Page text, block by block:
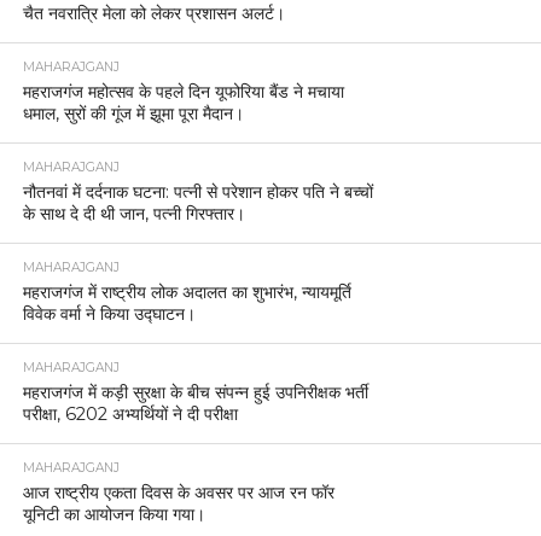
चैत नवरात्रि मेला को लेकर प्रशासन अलर्ट।
MAHARAJGANJ
महराजगंज महोत्सव के पहले दिन यूफोरिया बैंड ने मचाया
धमाल, सुरों की गूंज में झूमा पूरा मैदान।
MAHARAJGANJ
नौतनवां में दर्दनाक घटना: पत्नी से परेशान होकर पति ने बच्चों
के साथ दे दी थी जान, पत्नी गिरफ्तार।
MAHARAJGANJ
महराजगंज में राष्ट्रीय लोक अदालत का शुभारंभ, न्यायमूर्ति
विवेक वर्मा ने किया उद्घाटन।
MAHARAJGANJ
महराजगंज में कड़ी सुरक्षा के बीच संपन्न हुई उपनिरीक्षक भर्ती
परीक्षा, 6202 अभ्यर्थियों ने दी परीक्षा
MAHARAJGANJ
आज राष्ट्रीय एकता दिवस के अवसर पर आज रन फॉर
यूनिटी का आयोजन किया गया।